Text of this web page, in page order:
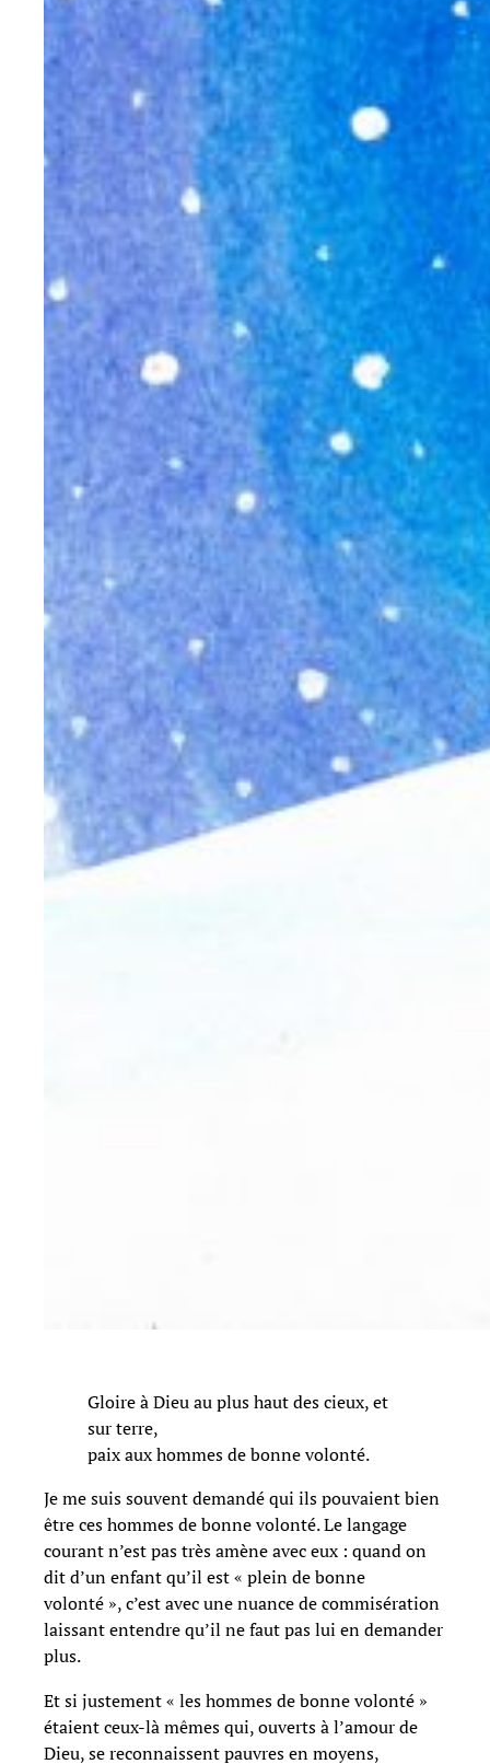
Gloire à Dieu au plus haut des cieux, et
sur terre,
paix aux hommes de bonne volonté.
Je me suis souvent demandé qui ils pouvaient bien
être ces hommes de bonne volonté. Le langage
courant n’est pas très amène avec eux : quand on
dit d’un enfant qu’il est « plein de bonne
volonté », c’est avec une nuance de commisération
laissant entendre qu’il ne faut pas lui en demander
plus.
Et si justement « les hommes de bonne volonté »
étaient ceux-là mêmes qui, ouverts à l’amour de
Dieu, se reconnaissent pauvres en moyens,